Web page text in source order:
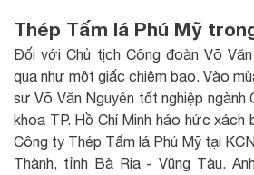
Thép Tấm lá Phú Mỹ
Đối với Chủ tịch Công đoàn Võ
qua như một giấc chiêm bao. Vào
sư Võ Văn Nguyên tốt nghiệp
khoa TP. Hồ Chí Minh háo hức xách
Công ty Thép Tấm lá Phú Mỹ tại
Thành, tỉnh Bà Rịa - Vũng Tàu.